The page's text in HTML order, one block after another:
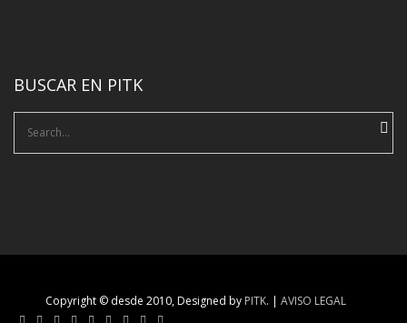
BUSCAR EN PITK
Search
Copyright © desde 2010, Designed by PITK. | AVISO LEGAL